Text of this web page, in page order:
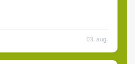
03. aug.